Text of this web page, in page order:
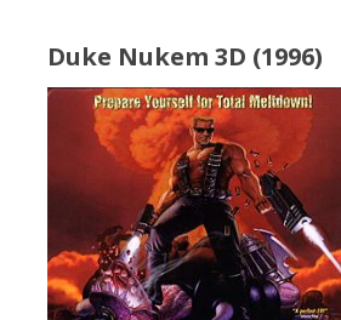
Duke Nukem 3D (1996)